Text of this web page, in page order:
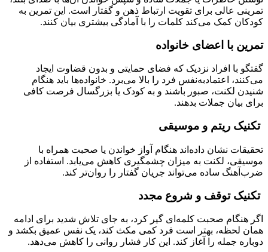
تمرینی عالی برای تقویت ارتباط ذهن و گفتار است. این تمرین به
کودکان کمک می‌کند کلمات را با آمادگی بیشتری بیان کنند.
تمرین با اعضای خانواده
گفتگو با افراد نزدیک که فضای حمایتی و بدون قضاوت ایجاد
می‌کنند، اعتمادبه‌نفس فرد را بالا می‌برد. خانواده‌ها باید هنگام
شنیدن لکنت، صبور باشند و به کودک یا بزرگسال فرصت کافی
برای بیان جملات بدهند.
تکنیک ریتم و موسیقی
تحقیقات نشان داده‌اند هنگام آواز خواندن یا صحبت همراه با
موسیقی، لکنت به میزان چشمگیری کاهش می‌یابد. استفاده از
ضرب‌آهنگ ساده می‌تواند جریان گفتار را روان‌تر کند.
تکنیک توقف و شروع مجدد
اگر هنگام صحبت کلمه‌ای گیر کرد، به جای تلاش شدید برای ادامه
همان لحظه، بهتر است فرد کمی مکث کند، یک نفس عمیق بکشد و
دوباره جمله را آغاز کند. این کار فشار روانی را کاهش می‌دهد.